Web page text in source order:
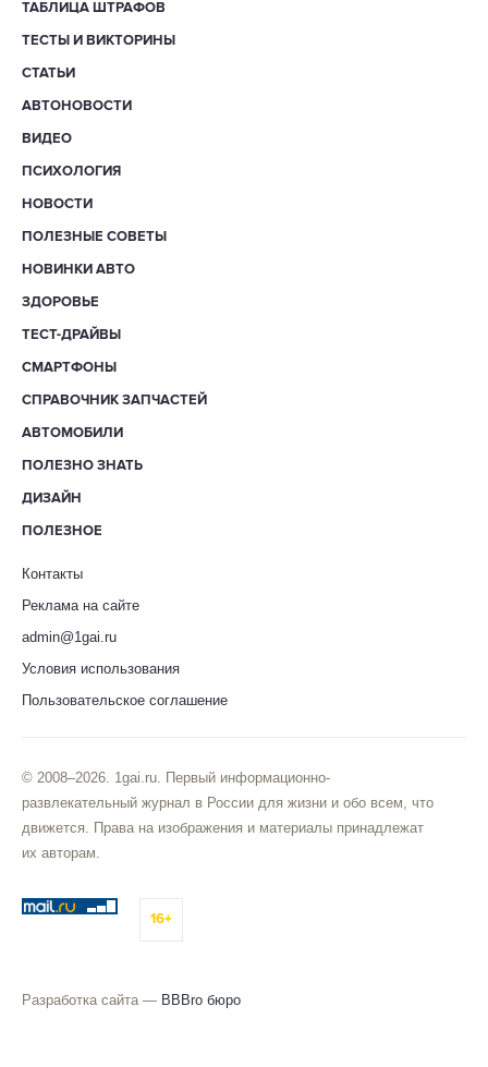
ТАБЛИЦА ШТРАФОВ
ТЕСТЫ И ВИКТОРИНЫ
СТАТЬИ
АВТОНОВОСТИ
ВИДЕО
ПСИХОЛОГИЯ
НОВОСТИ
ПОЛЕЗНЫЕ СОВЕТЫ
НОВИНКИ АВТО
ЗДОРОВЬЕ
ТЕСТ-ДРАЙВЫ
СМАРТФОНЫ
СПРАВОЧНИК ЗАПЧАСТЕЙ
АВТОМОБИЛИ
ПОЛЕЗНО ЗНАТЬ
ДИЗАЙН
ПОЛЕЗНОЕ
Контакты
Реклама на сайте
admin@1gai.ru
Условия использования
Пользовательское соглашение
© 2008–2026. 1gai.ru. Первый информационно-
развлекательный журнал в России для жизни и обо всем, что
движется. Права на изображения и материалы принадлежат
их авторам.
16+
Разработка сайта — BBBro бюро